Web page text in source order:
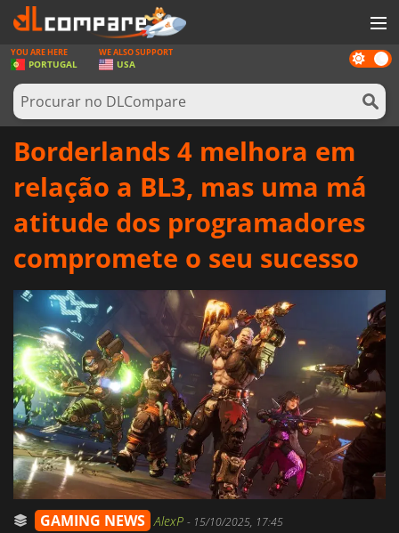
JOGOS
GAME CARDS
SOFTWARE
HARDWARE
ENTRAR OU REGISTAR
Dark
mode
YOU ARE HERE
PORTUGAL
WE ALSO SUPPORT
USA
Borderlands 4 melhora em
relação a BL3, mas uma má
atitude dos programadores
compromete o seu sucesso
GAMING NEWS AlexP - 15/10/2025, 17:45